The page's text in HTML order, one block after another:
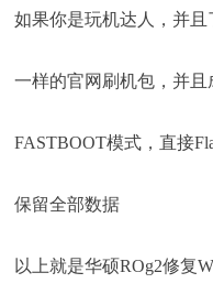
如果你是玩机达人，并
一样的官网刷机包，并
FASTBOOT模式，直接
保留全部数据
以上就是华硕ROg2修复